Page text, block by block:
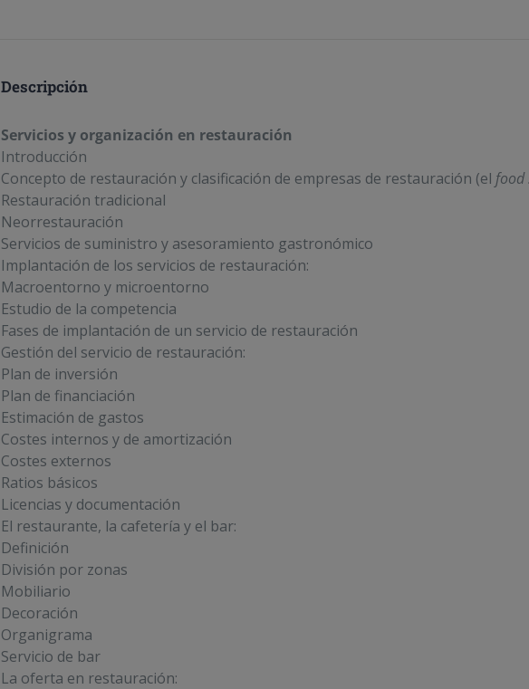
Descripción
Servicios y organización en restauración
Introducción
Concepto de restauración y clasificación de empresas de restauración (el food
Restauración tradicional
Neorrestauración
Servicios de suministro y asesoramiento gastronómico
Implantación de los servicios de restauración:
Macroentorno y microentorno
Estudio de la competencia
Fases de implantación de un servicio de restauración
Gestión del servicio de restauración:
Plan de inversión
Plan de financiación
Estimación de gastos
Costes internos y de amortización
Costes externos
Ratios básicos
Licencias y documentación
El restaurante, la cafetería y el bar:
Definición
División por zonas
Mobiliario
Decoración
Organigrama
Servicio de bar
La oferta en restauración: